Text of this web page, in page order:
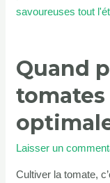
Quand
Laisser un
Cultiver la tomate,
tomates
récolte
optimale
?